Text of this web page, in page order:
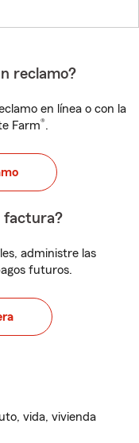
reclamo?
en línea o con la
Farm®.
factura?
administre las
futuros.
vida, vivienda